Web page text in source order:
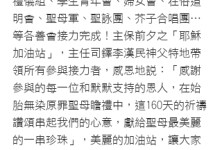
明會、聖母軍、聖詠團、芥子合唱團…
等各善會接力完成！主保前夕之「耶穌
加油站」，主任司鐸李漢民神父特地帶
領所有參與接力者，感恩地說：「感謝
參與的每一位和默默支持的恩人，在始
胎無染原罪聖母瞻禮中，這160天的祈禱
讚頌串起我們的心意，獻給聖母最美麗
的一串珍珠」，美麗的加油站，讓大家